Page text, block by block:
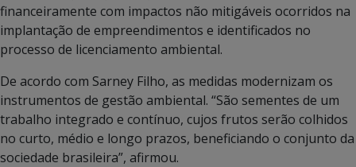
financeiramente com impactos não mitigáveis ocorridos na
implantação de empreendimentos e identificados no
processo de licenciamento ambiental.
De acordo com Sarney Filho, as medidas modernizam os
instrumentos de gestão ambiental. “São sementes de um
trabalho integrado e contínuo, cujos frutos serão colhidos
no curto, médio e longo prazos, beneficiando o conjunto da
sociedade brasileira”, afirmou.